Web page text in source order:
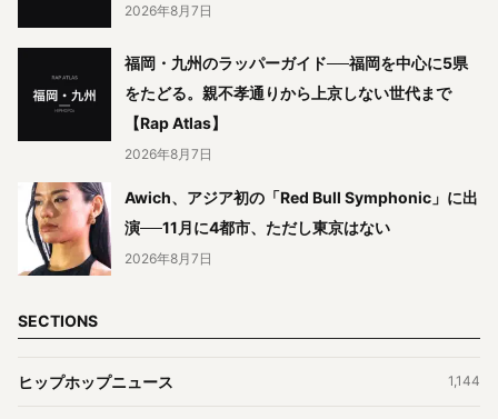
2026年8月7日
福岡・九州のラッパーガイド──福岡を中心に5県
をたどる。親不孝通りから上京しない世代まで
【Rap Atlas】
2026年8月7日
Awich、アジア初の「Red Bull Symphonic」に出
演──11月に4都市、ただし東京はない
2026年8月7日
SECTIONS
ヒップホップニュース 1,144